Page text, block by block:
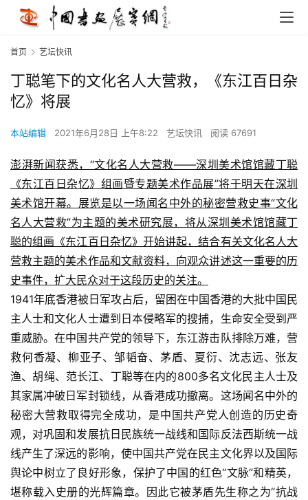
首页 艺坛快讯
丁聪笔下的文化名人大营救，《东江百日杂
忆》将展
本站编辑 2021年6月28日 上午8:22 艺坛快讯 阅读 67691
澎湃新闻获悉，“文化名人大营救——深圳美术馆馆藏丁聪
《东江百日杂忆》组画暨专题美术作品展”将于明天在深圳
美术馆开幕。展览是以一场闻名中外的秘密营救史事“文化
名人大营救”为主题的美术研究展，将从深圳美术馆馆藏丁
聪的组画《东江百日杂忆》开始讲起，结合有关文化名人大
营救主题的美术作品和文献资料，向观众讲述这一重要的历
史事件，扩大民众对于这段历史的关注。
1941年底香港被日军攻占后，留困在中国香港的大批中国民
主人士和文化人士遭到日本侵略军的搜捕，生命安全受到严
重威胁。在中国共产党的领导下，东江游击队排除万难，营
救何香凝、柳亚子、邹韬奋、茅盾、夏衍、沈志远、张友
渔、胡绳、范长江、丁聪等在内的800多名文化民主人士及
其家属冲破日军封锁线，从香港成功撤离。这场闻名中外的
秘密大营救取得完全成功，是中国共产党人创造的历史奇
观，对巩固和发展抗日民族统一战线和国际反法西斯统一战
线产生了深远的影响，使中国共产党在民主文化界以及国际
舆论中树立了良好形象，保护了中国的红色“文脉”和精英，
堪称载入史册的光辉篇章。因此它被茅盾先生称之为“抗战